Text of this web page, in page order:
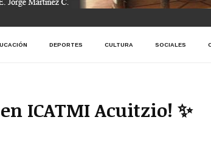
DEPORTES CULTURA SOCIALES
ICATMI Acuitzio! ✨